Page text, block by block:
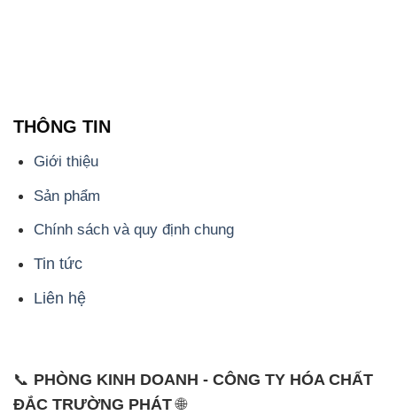
THÔNG TIN
Giới thiệu
Sản phẩm
Chính sách và quy định chung
Tin tức
Liên hệ
📞 PHÒNG KINH DOANH - CÔNG TY HÓA CHẤT
ĐẮC TRƯỜNG PHÁT🌐